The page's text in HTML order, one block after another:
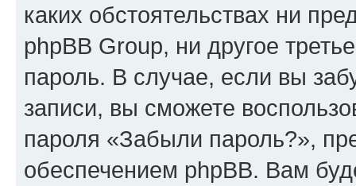
каких обстоятельствах ни
phpBB Group, ни другое
пароль. В случае, если вы
записи, вы сможете
пароля «Забыли пароль?»,
обеспечением phpBB. Вам